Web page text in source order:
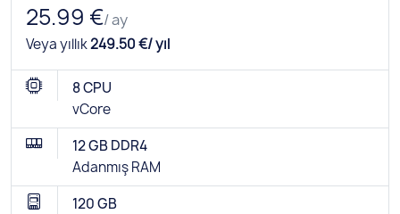
25.99 €/ ay
Veya yıllık249.50 €/ yıl
8 CPU
vCore
12 GB DDR4
Adanmış RAM
120 GB